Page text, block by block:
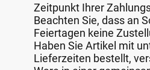
Zeitpunkt Ihrer
Beachten Sie, dass an
Feiertagen keine
Haben Sie Artikel mit
Lieferzeiten bestellt,